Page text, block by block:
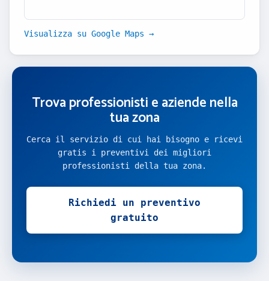
Visualizza su Google Maps →
Trova professionisti e aziende nella
tua zona
Cerca il servizio di cui hai bisogno e ricevi
gratis i preventivi dei migliori
professionisti della tua zona.
Richiedi un preventivo
gratuito